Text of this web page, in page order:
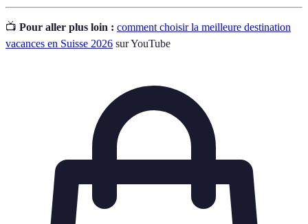
📺 Pour aller plus loin : comment choisir la meilleure destination
vacances en Suisse 2026 sur YouTube